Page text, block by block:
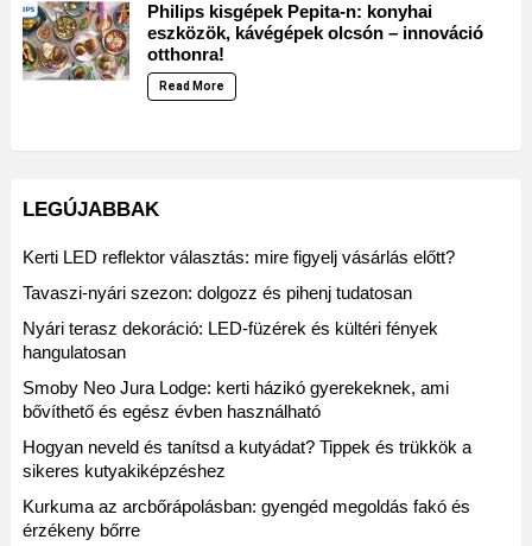
Philips kisgépek Pepita-n: konyhai
eszközök, kávégépek olcsón – innováció
otthonra!
Read More
LEGÚJABBAK
Kerti LED reflektor választás: mire figyelj vásárlás előtt?
Tavaszi-nyári szezon: dolgozz és pihenj tudatosan
Nyári terasz dekoráció: LED-füzérek és kültéri fények
hangulatosan
Smoby Neo Jura Lodge: kerti házikó gyerekeknek, ami
bővíthető és egész évben használható
Hogyan neveld és tanítsd a kutyádat? Tippek és trükkök a
sikeres kutyakiképzéshez
Kurkuma az arcbőrápolásban: gyengéd megoldás fakó és
érzékeny bőrre